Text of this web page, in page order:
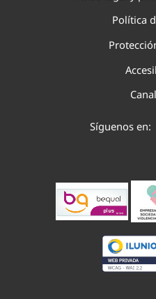
Política
Síguenos en: